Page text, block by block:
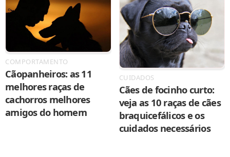
COMPORTAMENTO
Cãopanheiros: as 11
melhores raças de
cachorros melhores
amigos do homem
CUIDADOS
Cães de focinho curto:
veja as 10 raças de cães
braquicefálicos e os
cuidados necessários